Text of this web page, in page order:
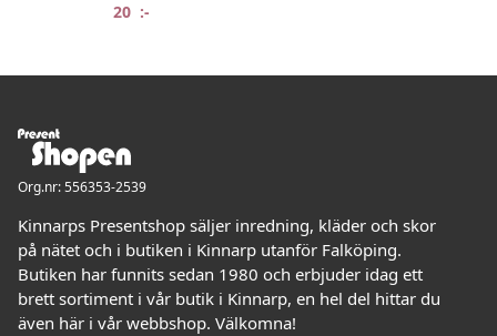
20 :-
Org.nr: 556353-2539
Kinnarps Presentshop säljer inredning, kläder och skor
på nätet och i butiken i Kinnarp utanför Falköping.
Butiken har funnits sedan 1980 och erbjuder idag ett
brett sortiment i vår butik i Kinnarp, en hel del hittar du
även här i vår webbshop. Välkomna!